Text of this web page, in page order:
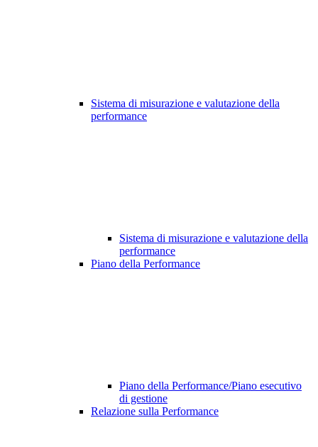
Sistema di misurazione e valutazione della
performance
Sistema di misurazione e valutazione della
performance
Piano della Performance
Piano della Performance/Piano esecutivo
di gestione
Relazione sulla Performance